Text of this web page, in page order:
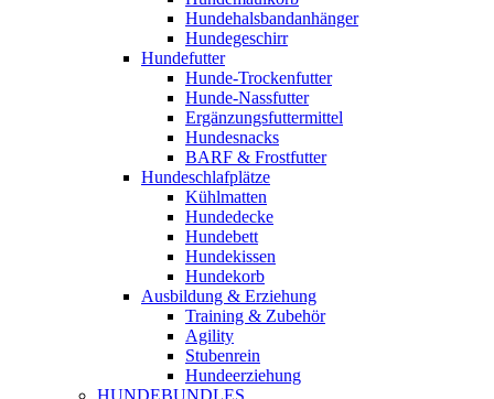
Hundehalsbandanhänger
Hundegeschirr
Hundefutter
Hunde-Trockenfutter
Hunde-Nassfutter
Ergänzungsfuttermittel
Hundesnacks
BARF & Frostfutter
Hundeschlafplätze
Kühlmatten
Hundedecke
Hundebett
Hundekissen
Hundekorb
Ausbildung & Erziehung
Training & Zubehör
Agility
Stubenrein
Hundeerziehung
HUNDEBUNDLES